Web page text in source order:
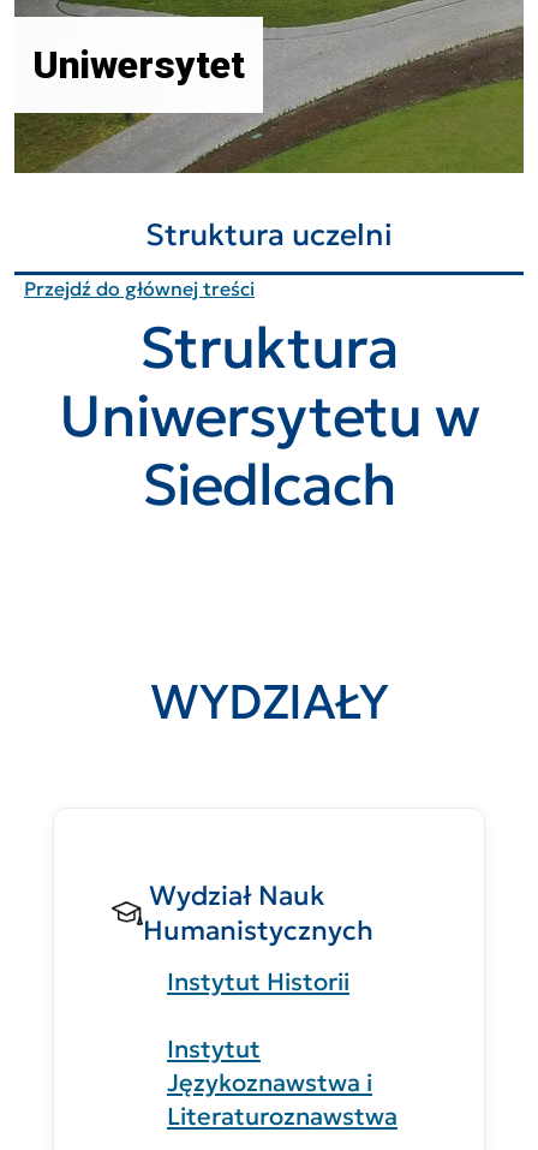
Uniwersytet
Struktura uczelni
Przejdź do głównej treści
Struktura
Uniwersytetu w
Siedlcach
WYDZIAŁY
Wydział Nauk
Humanistycznych
Instytut Historii
Instytut
Językoznawstwa i
Literaturoznawstwa